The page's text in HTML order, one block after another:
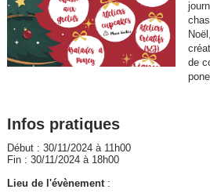
de
Infos pratiques
Début : 30/11/2024 à 11h00
Fin : 30/11/2024 à 18h00
Lieu de l'évènement: